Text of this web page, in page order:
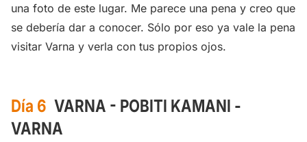
una foto de este lugar. Me parece una pena y creo que
se debería dar a conocer. Sólo por eso ya vale la pena
visitar Varna y verla con tus propios ojos.
Día 6 VARNA - POBITI KAMANI -
VARNA